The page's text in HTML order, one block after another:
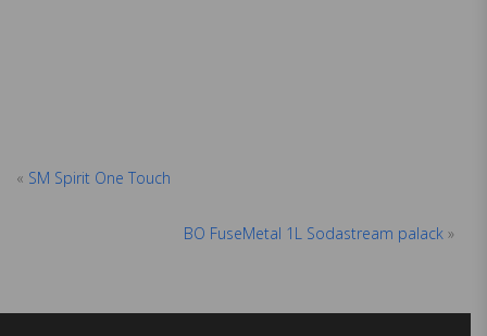
« SM Spirit One Touch
BO FuseMetal 1L Sodastream palack »